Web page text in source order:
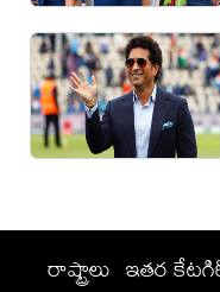
రాష్ట్రాలు ఇతర